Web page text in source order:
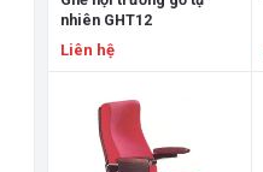
nhiên GHT12
Liên hệ